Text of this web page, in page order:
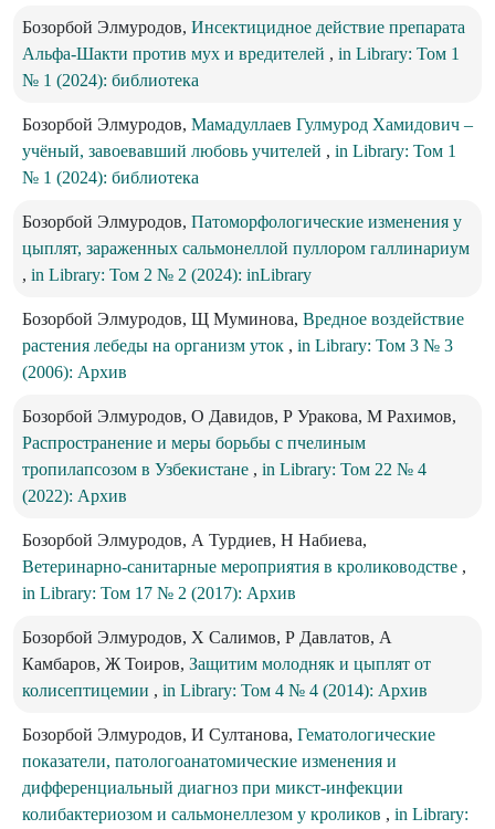
Бозорбой Элмуродов, Инсектицидное действие препарата
Альфа-Шакти против мух и вредителей , in Library: Том 1
№ 1 (2024): библиотека
Бозорбой Элмуродов, Мамадуллаев Гулмурод Хамидович –
учёный, завоевавший любовь учителей , in Library: Том 1
№ 1 (2024): библиотека
Бозорбой Элмуродов, Патоморфологические изменения у
цыплят, зараженных сальмонеллой пуллором галлинариум
, in Library: Том 2 № 2 (2024): inLibrary
Бозорбой Элмуродов, Щ Муминова, Вредное воздействие
растения лебеды на организм уток , in Library: Том 3 № 3
(2006): Архив
Бозорбой Элмуродов, О Давидов, Р Уракова, М Рахимов,
Распространение и меры борьбы с пчелиным
тропилапсозом в Узбекистане , in Library: Том 22 № 4
(2022): Архив
Бозорбой Элмуродов, А Турдиев, Н Набиева,
Ветеринарно-санитарные мероприятия в кролиководстве ,
in Library: Том 17 № 2 (2017): Архив
Бозорбой Элмуродов, Х Салимов, Р Давлатов, А
Камбаров, Ж Тоиров, Защитим молодняк и цыплят от
колисептицемии , in Library: Том 4 № 4 (2014): Архив
Бозорбой Элмуродов, И Султанова, Гематологические
показатели, патологоанатомические изменения и
дифференциальный диагноз при микст-инфекции
колибактериозом и сальмонеллезом у кроликов , in Library: